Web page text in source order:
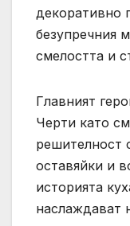
декоративно
безупречния
смелостта и
Главният
Черти като
решителност
оставяйки и
историята
наслаждават